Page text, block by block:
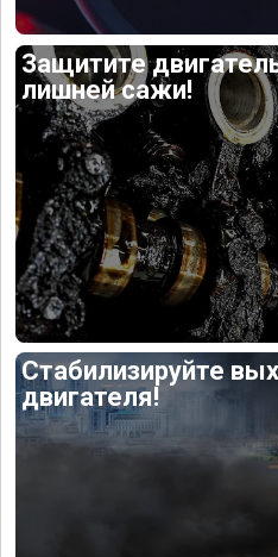
Защитите
лишней сажи!
Стабилизируйте
двигателя!